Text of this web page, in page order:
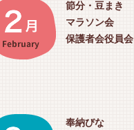
節分・豆まき
マラソン会
保護者会役員会
奉納びな